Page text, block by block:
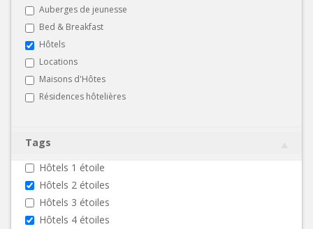
Auberges de jeunesse
Bed & Breakfast
Hôtels
Locations
Maisons d'Hôtes
Résidences hôtelières
Tags
Hôtels 1 étoile
Hôtels 2 étoiles
Hôtels 3 étoiles
Hôtels 4 étoiles